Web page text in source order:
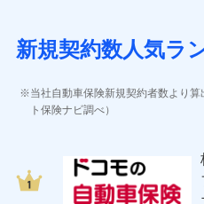
ジェイアイ傷害火災保険株
ソニー損害保険株式会社
(https://
ＳＯＭＰＯダイレクト損害
(https://www.sompo-
新規契約数人気ラ
当社自動車保険新規契約者数より
ト保険ナビ調べ）